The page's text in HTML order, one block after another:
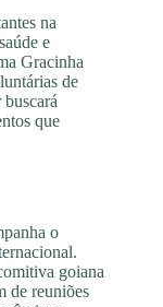
na
e
Gracinha
de
que
o
goiana
de reuniões